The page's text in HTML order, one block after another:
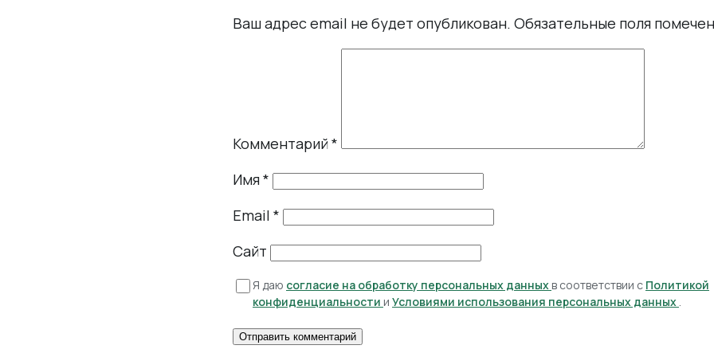
Ваш адрес email не будет опубликован. Обязательные поля
Комментарий*
Имя*
Email *
Сайт
Я даю согласие на обработку персональных данных в соответствии с Политикой
конфиденциальности и Условиями использования персональных данных